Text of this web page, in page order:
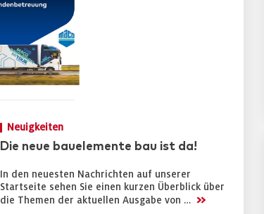
Neuigkeiten
Die neue bauelemente bau ist da!
In den neuesten Nachrichten auf unserer
Startseite sehen Sie einen kurzen Überblick über
die Themen der aktuellen Ausgabe von … >>